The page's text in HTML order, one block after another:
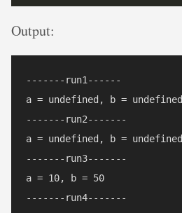
Output:
-------run1------
a = undefined, b = undefined
-------run2-------
a = undefined, b = undefined
-------run3-------
a = 10, b = 50
-------run4-------